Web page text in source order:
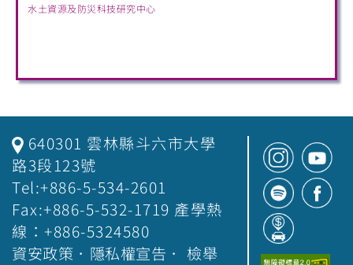
水土資源及防災科技研究中心
640301 雲林縣斗六市大學
路3段123號
Tel:+886-5-534-2601
Fax:+886-5-532-1719 產學熱
線：+886-5324580
資安政策 ． 隱私權宣告 ． 檢舉